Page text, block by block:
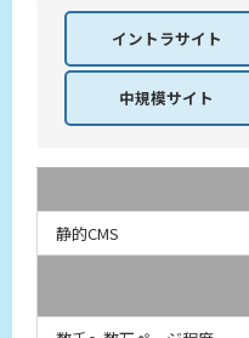
イントラサイト
中規模サイト
静的CMS